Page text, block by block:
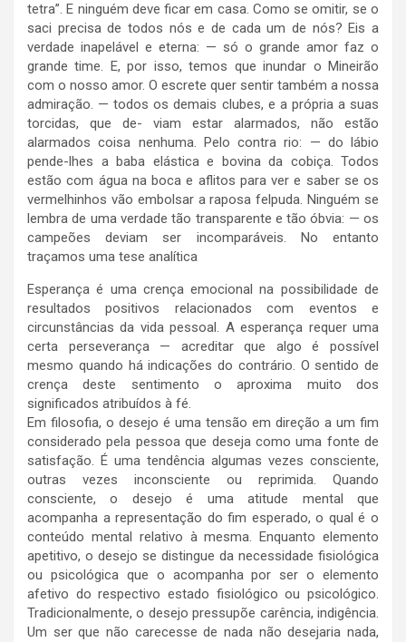
tetra”. E ninguém deve ficar em casa. Como se omitir, se o
saci precisa de todos nós e de cada um de nós? Eis a
verdade inapelável e eterna: — só o grande amor faz o
grande time. E, por isso, temos que inundar o Mineirão
com o nosso amor. O escrete quer sentir também a nossa
admiração. — todos os demais clubes, e a própria a suas
torcidas, que de- viam estar alarmados, não estão
alarmados coisa nenhuma. Pelo contra rio: — do lábio
pende-lhes a baba elástica e bovina da cobiça. Todos
estão com água na boca e aflitos para ver e saber se os
vermelhinhos vão embolsar a raposa felpuda. Ninguém se
lembra de uma verdade tão transparente e tão óbvia: — os
campeões deviam ser incomparáveis. No entanto
traçamos uma tese analítica
Esperança é uma crença emocional na possibilidade de
resultados positivos relacionados com eventos e
circunstâncias da vida pessoal. A esperança requer uma
certa perseverança — acreditar que algo é possível
mesmo quando há indicações do contrário. O sentido de
crença deste sentimento o aproxima muito dos
significados atribuídos à fé.
Em filosofia, o desejo é uma tensão em direção a um fim
considerado pela pessoa que deseja como uma fonte de
satisfação. É uma tendência algumas vezes consciente,
outras vezes inconsciente ou reprimida. Quando
consciente, o desejo é uma atitude mental que
acompanha a representação do fim esperado, o qual é o
conteúdo mental relativo à mesma. Enquanto elemento
apetitivo, o desejo se distingue da necessidade fisiológica
ou psicológica que o acompanha por ser o elemento
afetivo do respectivo estado fisiológico ou psicológico.
Tradicionalmente, o desejo pressupõe carência, indigência.
Um ser que não carecesse de nada não desejaria nada,